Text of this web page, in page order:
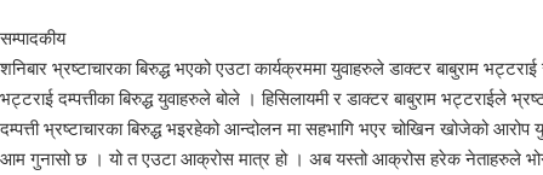
सम्पादकीय
शनिबार भ्रष्टाचारका बिरुद्ध भएको एउटा कार्यक्रममा युवाहरुले डाक्टर बाबुराम
भट्टराई दम्पत्तीका बिरुद्ध युवाहरुले बोले । हिसिलायमी र डाक्टर बाबुराम भट्टराईले
दम्पत्ती भ्रष्टाचारका बिरुद्ध भइरहेको आन्दोलन मा सहभागि भएर चोखिन खोजेको
आम गुनासो छ । यो त एउटा आक्रोस मात्र हो । अब यस्तो आक्रोस हरेक नेताहरुले